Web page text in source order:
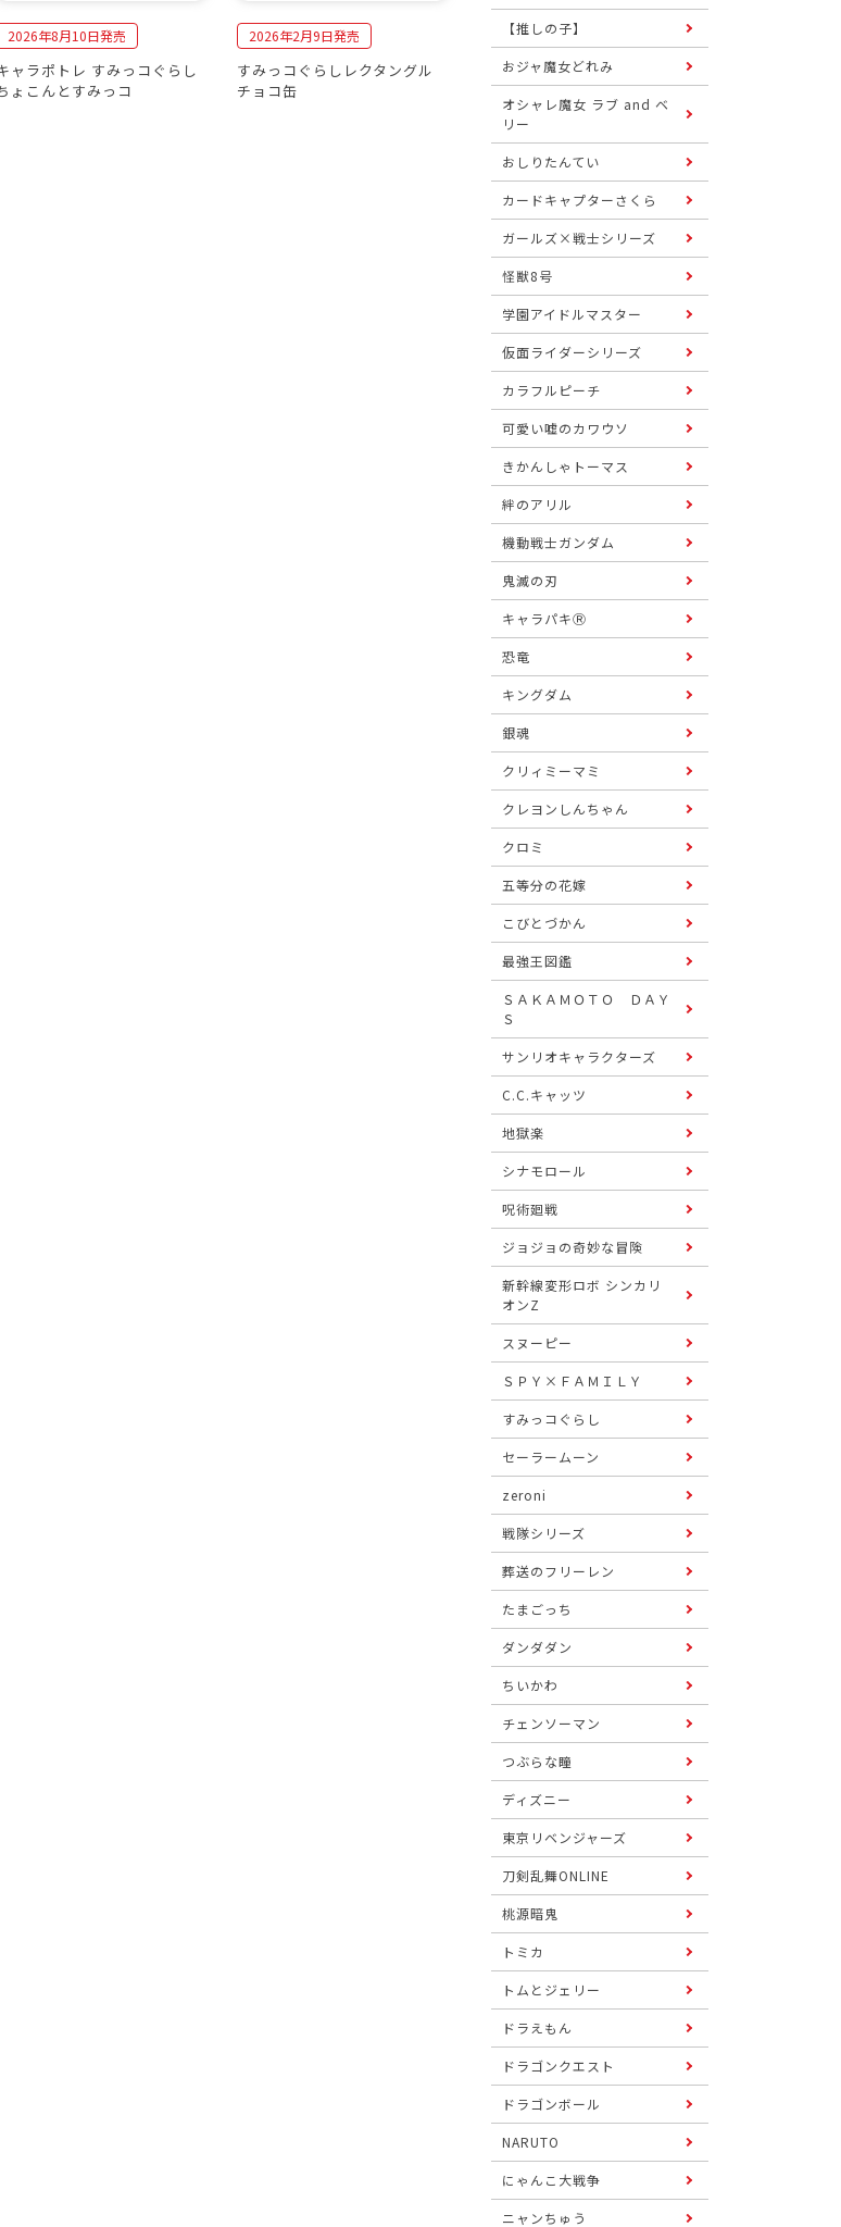
2026年8月10日発売
ャラポトレ すみっコぐらし
ょこんとすみっコ
2026年2月9日発売
すみっコぐらしレクタングル
チョコ缶
【推しの子】
おジャ魔女どれみ
オシャレ魔女 ラブ and ベ
リー
おしりたんてい
カードキャプターさくら
ガールズ×戦士シリーズ
怪獣8号
学園アイドルマスター
仮面ライダーシリーズ
カラフルピーチ
可愛い嘘のカワウソ
きかんしゃトーマス
絆のアリル
機動戦士ガンダム
鬼滅の刃
キャラパキⓇ
恐竜
キングダム
銀魂
クリィミーマミ
クレヨンしんちゃん
クロミ
五等分の花嫁
こびとづかん
最強王図鑑
ＳＡＫＡＭＯＴＯ ＤＡＹ
Ｓ
サンリオキャラクターズ
C.C.キャッツ
地獄楽
シナモロール
呪術廻戦
ジョジョの奇妙な冒険
新幹線変形ロボ シンカリ
オンZ
スヌーピー
ＳＰＹ×ＦＡＭＩＬＹ
すみっコぐらし
セーラームーン
zeroni
戦隊シリーズ
葬送のフリーレン
たまごっち
ダンダダン
ちいかわ
チェンソーマン
つぶらな瞳
ディズニー
東京リベンジャーズ
刀剣乱舞ONLINE
桃源暗鬼
トミカ
トムとジェリー
ドラえもん
ドラゴンクエスト
ドラゴンボール
NARUTO
にゃんこ大戦争
ニャンちゅう